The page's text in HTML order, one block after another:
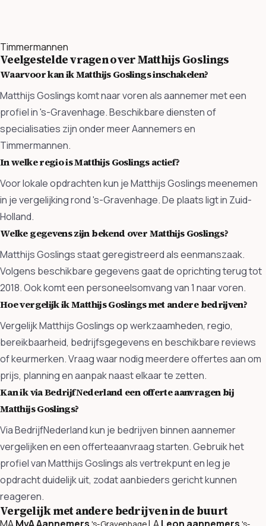
Timmermannen
Veelgestelde vragen over Matthijs Goslings
Waarvoor kan ik Matthijs Goslings inschakelen?
Matthijs Goslings komt naar voren als aannemer met een
profiel in 's-Gravenhage. Beschikbare diensten of
specialisaties zijn onder meer Aannemers en
Timmermannen.
In welke regio is Matthijs Goslings actief?
Voor lokale opdrachten kun je Matthijs Goslings meenemen
in je vergelijking rond 's-Gravenhage. De plaats ligt in Zuid-
Holland.
Welke gegevens zijn bekend over Matthijs Goslings?
Matthijs Goslings staat geregistreerd als eenmanszaak.
Volgens beschikbare gegevens gaat de oprichting terug tot
2018. Ook komt een personeelsomvang van 1 naar voren.
Hoe vergelijk ik Matthijs Goslings met andere bedrijven?
Vergelijk Matthijs Goslings op werkzaamheden, regio,
bereikbaarheid, bedrijfsgegevens en beschikbare reviews
of keurmerken. Vraag waar nodig meerdere offertes aan om
prijs, planning en aanpak naast elkaar te zetten.
Kan ik via BedrijfNederland een offerte aanvragen bij
Matthijs Goslings?
Via BedrijfNederland kun je bedrijven binnen aannemer
vergelijken en een offerteaanvraag starten. Gebruik het
profiel van Matthijs Goslings als vertrekpunt en leg je
opdracht duidelijk uit, zodat aanbieders gericht kunnen
reageren.
Vergelijk met andere bedrijven in de buurt
MAMvA Aannemers LALeon aannemers